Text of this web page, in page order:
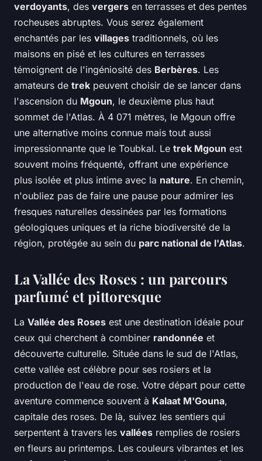
verdoyants, des vergers en terrasses et des pentes
rocheuses abruptes. Vous serez également
enchantés par les villages traditionnels, où les
maisons en pisé et les cultures en terrasses
témoignent de l'ingéniosité des Berbères. Les
amateurs de trek peuvent choisir de se lancer dans
l'ascension du Mgoun, le deuxième plus haut
sommet de l'Atlas. À 4 071 mètres, le Mgoun offre
une alternative moins connue mais tout aussi
impressionnante que le Toubkal. Le trek Mgoun est
souvent moins fréquenté, offrant une expérience
plus isolée et plus intime avec la nature. En chemin,
n'oubliez pas de faire une pause pour admirer les
fresques naturelles dessinées par les formations
géologiques uniques et la riche biodiversité de la
région, protégée au sein du parc national de l'Atlas.
La Vallée des Roses : un parcours
parfumé et pittoresque
La Vallée des Roses est une destination idéale pour
ceux qui cherchent à combiner randonnée et
découverte culturelle. Située dans le sud de l'Atlas,
cette vallée est célèbre pour ses rosiers et la
production de l'eau de rose. Votre départ pour cette
aventure commence souvent à Kalaat M'Gouna,
capitale des roses. De là, suivez les sentiers qui
serpentent à travers les vallées remplies de rosiers
en fleurs au printemps. Les couleurs vibrantes et les